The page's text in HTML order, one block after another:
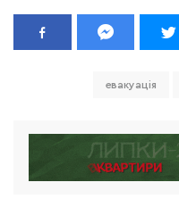
евакуація